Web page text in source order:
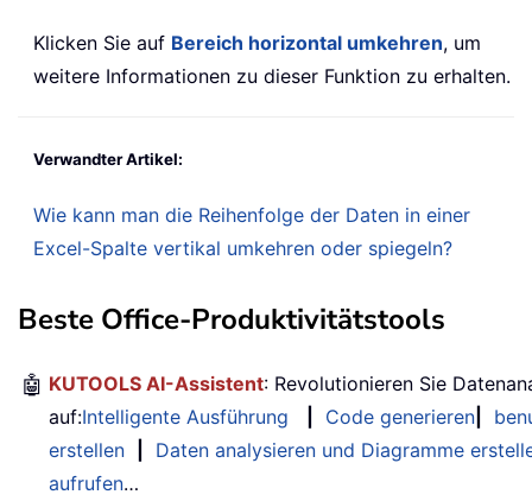
Klicken Sie auf Bereich horizontal umkehren, um
weitere Informationen zu dieser Funktion zu erhalten.
Verwandter Artikel:
Wie kann man die Reihenfolge der Daten in einer
Excel-Spalte vertikal umkehren oder spiegeln?
Beste Office-Produktivitätstools
🤖 KUTOOLS AI-Assistent: Revolutionieren Sie
auf:Intelligente Ausführung Code generieren
erstellen
Daten analysieren und Diagramme
aufrufen…